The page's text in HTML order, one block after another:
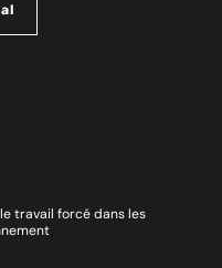
travail forcé dans les